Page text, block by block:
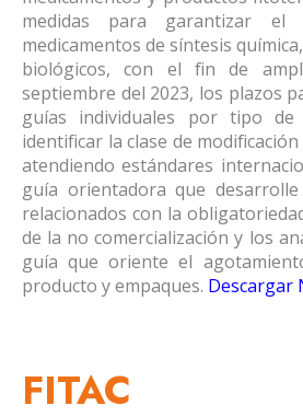
medidas para garantizar el
medicamentos de síntesis
biológicos, con el fin de
septiembre del 2023, los plazos
guías individuales por tipo de
identificar la clase de
atendiendo estándares
guía orientadora que
relacionados con la
de la no comercialización y los
guía que oriente el
producto y empaques. Descargar
FITAC